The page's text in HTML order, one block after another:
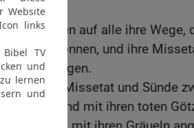
sehen auf alle ihre Wege,
können, und ihre
verborgen.
ich ihre Missetat und Sünde
sie mein Land mit ihren toten